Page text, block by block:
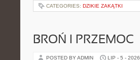
CATEGORIES: DZIKIE ZAKĄTKI
BROŃ I PRZEMOC
POSTED BY ADMIN LIP - 5 - 2026